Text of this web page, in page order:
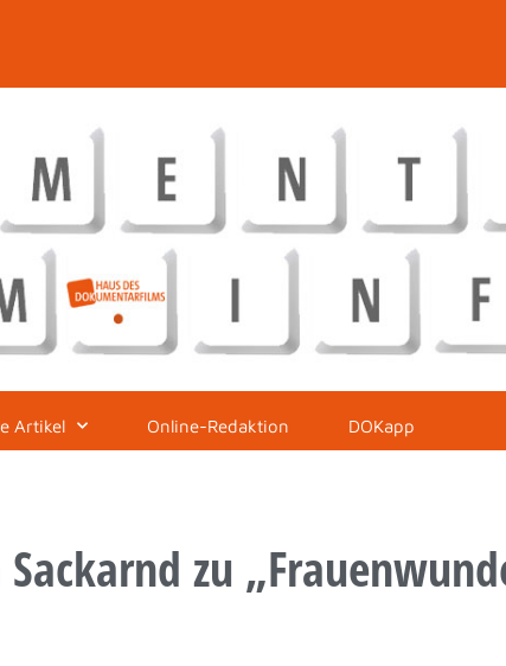
Artikel Online-Redaktion DOKapp
zu